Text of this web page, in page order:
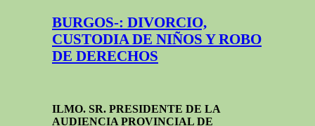
BURGOS-: DIVORCIO,
CUSTODIA DE NIÑOS Y ROBO
DE DERECHOS
ILMO. SR. PRESIDENTE DE LA
AUDIENCIA PROVINCIAL DE